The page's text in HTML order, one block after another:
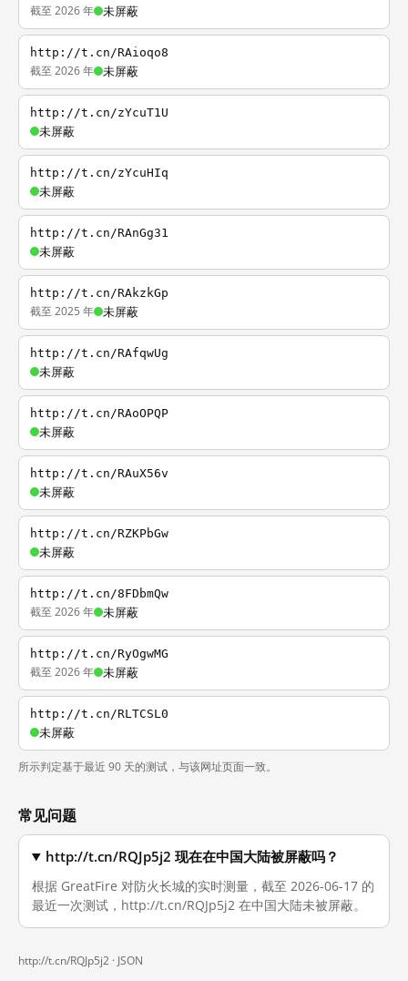
截至 2026 年 未屏蔽
http://t.cn/RAioqo8
截至 2026 年 未屏蔽
http://t.cn/zYcuT1U
未屏蔽
http://t.cn/zYcuHIq
未屏蔽
http://t.cn/RAnGg31
未屏蔽
http://t.cn/RAkzkGp
截至 2025 年 未屏蔽
http://t.cn/RAfqwUg
未屏蔽
http://t.cn/RAoOPQP
未屏蔽
http://t.cn/RAuX56v
未屏蔽
http://t.cn/RZKPbGw
未屏蔽
http://t.cn/8FDbmQw
截至 2026 年 未屏蔽
http://t.cn/RyOgwMG
截至 2026 年 未屏蔽
http://t.cn/RLTCSL0
未屏蔽
所示判定基于最近 90 天的测试，与该网址页面一致。
常见问题
http://t.cn/RQJp5j2 现在在中国大陆被屏蔽吗？
根据 GreatFire 对防火长城的实时测量，截至 2026-06-17 的
最近一次测试，http://t.cn/RQJp5j2 在中国大陆未被屏蔽。
http://t.cn/RQJp5j2 · JSON